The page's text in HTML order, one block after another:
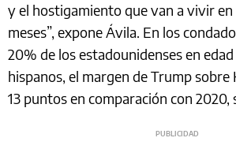
y el hostigamiento que van a vivir
meses”, expone Ávila. En los
20% de los estadounidenses en
hispanos, el margen de Trump sobre
13 puntos en comparación con 2020,